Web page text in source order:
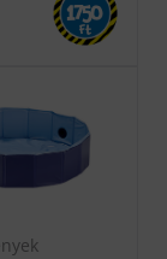
1750
Ft